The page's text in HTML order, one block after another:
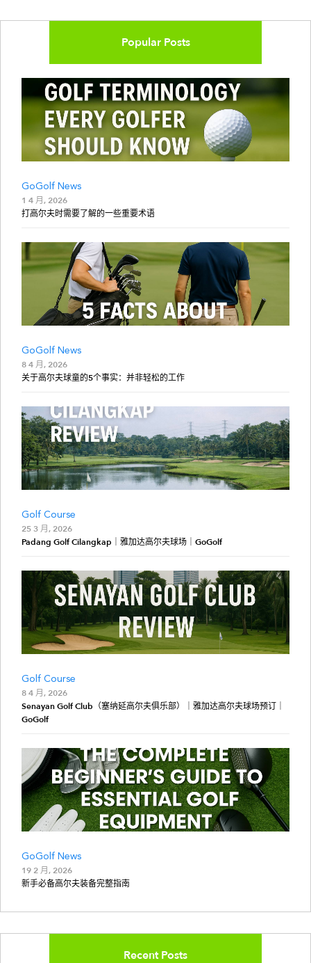
Popular Posts
GoGolf News
1 4 月, 2026
打高尔夫时需要了解的一些重要术语
GoGolf News
8 4 月, 2026
关于高尔夫球童的5个事实：并非轻松的工作
Golf Course
25 3 月, 2026
Padang Golf Cilangkap｜雅加达高尔夫球场｜GoGolf
Golf Course
8 4 月, 2026
Senayan Golf Club（塞纳延高尔夫俱乐部）｜雅加达高尔夫球场预订｜
GoGolf
GoGolf News
19 2 月, 2026
新手必备高尔夫装备完整指南
Recent Posts